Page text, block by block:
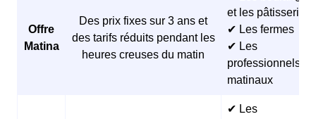
Offre
Matina
Des prix fixes sur 3 ans et
des tarifs réduits pendant les
heures creuses du matin
et les pâtisseries
✔ Les fermes
✔ Les
professionnels
matinaux
✔ Les